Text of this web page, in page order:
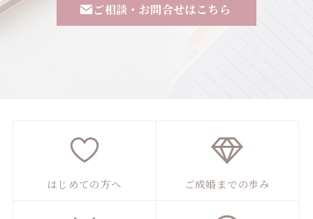
ご相談・お問合せはこちら
はじめての方へ ご成婚までの歩み